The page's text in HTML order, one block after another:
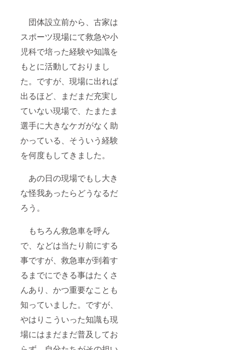
団体設立前から、古家は
スポーツ現場にて救急や小
児科で培った経験や知識を
もとに活動しておりまし
た。ですが、現場に出れば
出るほど、まだまだ充実し
ていない現場で、たまたま
選手に大きなケガがなく助
かっている、そういう経験
を何度もしてきました。
あの日の現場でもし大き
な怪我あったらどうなるだ
ろう。
もちろん救急車を呼ん
で、などは当たり前にする
事ですが、救急車が到着す
るまでにできる事はたくさ
んあり、かつ重要なことも
知っていました。ですが、
やはりこういった知識も現
場にはまだまだ普及してお